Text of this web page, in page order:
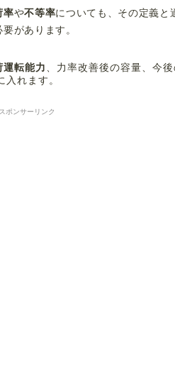
率や不等率についても、その定義と
があります。
運転能力
、力率改善後の容量、今
入れます。
スポンサーリンク